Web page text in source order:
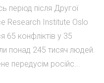
період після Другої
Research Institute Oslo
65 конфліктів у 35
понад 245 тисяч людей.
передусім російс...